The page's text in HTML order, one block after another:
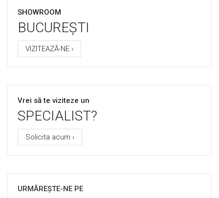
SHOWROOM
BUCUREȘTI
VIZITEAZĂ-NE ›
Vrei să te viziteze un
SPECIALIST?
Solicita acum ›
URMĂREȘTE-NE PE